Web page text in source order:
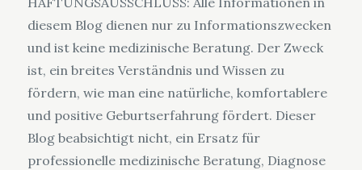
diesem Blog dienen nur zu Informationszwecken
und ist keine medizinische Beratung. Der Zweck
ist, ein breites Verständnis und Wissen zu
fördern, wie man eine natürliche, komfortablere
und positive Geburtserfahrung fördert. Dieser
Blog beabsichtigt nicht, ein Ersatz für
professionelle medizinische Beratung, Diagnose